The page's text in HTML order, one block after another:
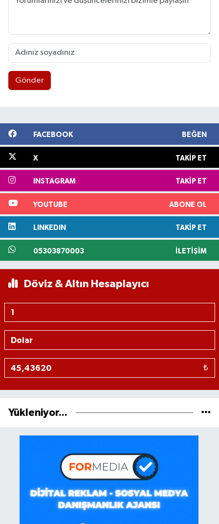
Gönder
FACEBOOK BEĞEN
X TAKIP ET
INSTAGRAM TAKIP ET
YOUTUBE ABONE OL
LINKEDIN TAKIP ET
05303870003 İLETIŞIM
Döviz & Altın Hesaplayıcı
₺
Yükleniyor...